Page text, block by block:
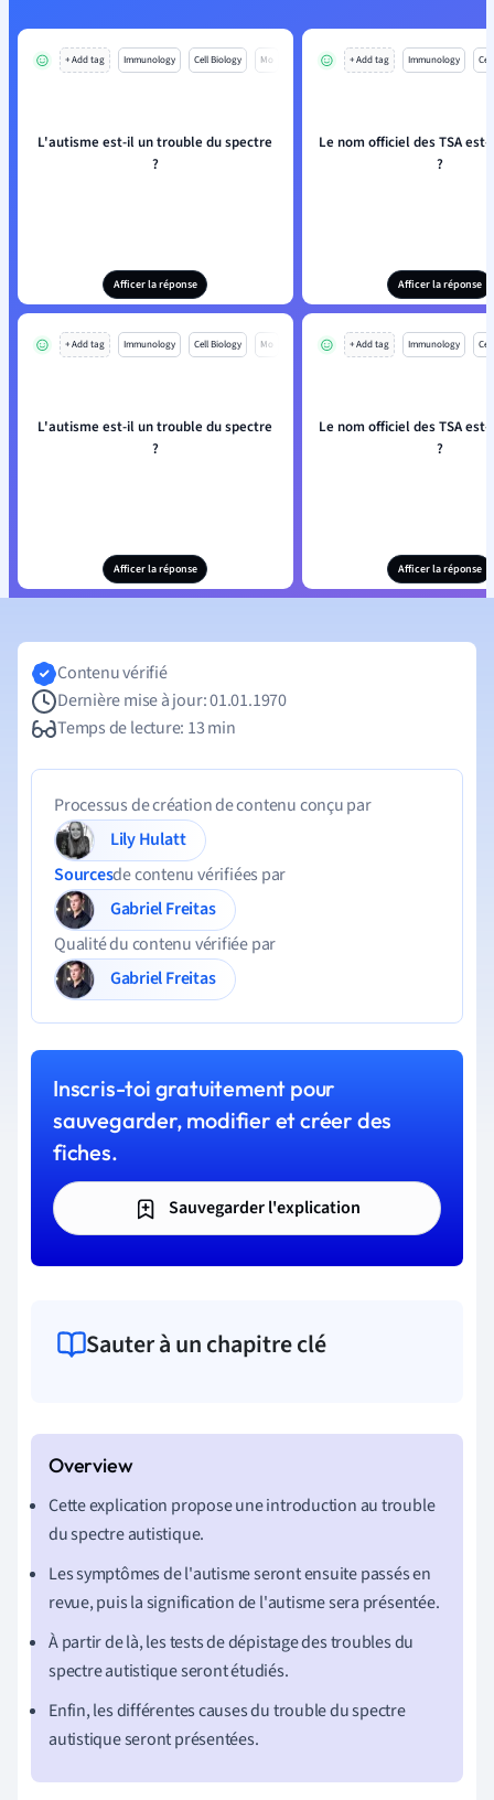
+ Add tag Immunology Cell Biology Mo
L'autisme est-il un trouble du spectre
?
Afficer la réponse
+ Add tag Immunology
Le nom officiel des TSA
?
Afficer la réponse
+ Add tag Immunology Cell Biology Mo
L'autisme est-il un trouble du spectre
?
Afficer la réponse
+ Add tag Immunology
Le nom officiel des TSA
?
Afficer la réponse
Contenu vérifié
Dernière mise à jour: 01.01.1970
Temps de lecture: 13 min
Processus de création de contenu conçu par
Lily Hulatt
Sourcesde contenu vérifiées par
Gabriel Freitas
Qualité du contenu vérifiée par
Gabriel Freitas
Inscris-toi gratuitement pour
sauvegarder, modifier et créer des
fiches.
Sauvegarder l'explication
Sauter à un chapitre clé
Cette explication propose une introduction au trouble
du spectre autistique.
Les symptômes de l'autisme seront ensuite passés en
revue, puis la signification de l'autisme sera présentée.
À partir de là, les tests de dépistage des troubles du
spectre autistique seront étudiés.
Enfin, les différentes causes du trouble du spectre
autistique seront présentées.